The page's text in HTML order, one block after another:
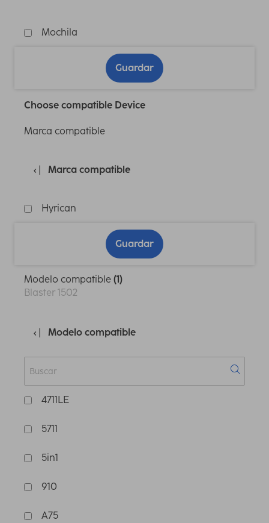
Mochila
Guardar
Choose compatible Device
Marca compatible
Marca compatible
Hyrican
Guardar
Modelo compatible (1)
Blaster 1502
Modelo compatible
4711LE
5711
5in1
910
A75